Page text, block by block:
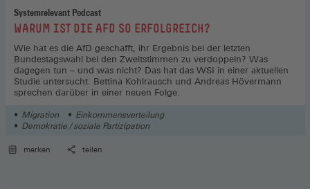
Systemrelevant Podcast
:WARUM IST DIE AFD SO ERFOLGREICH?
Wie hat es die AfD geschafft, ihr Ergebnis bei der letzten
Bundestagswahl bei den Zweitstimmen zu verdoppeln? Was
dagegen tun – und was nicht? Das hat das WSI in einer aktuellen
Studie untersucht. Bettina Kohlrausch und Andreas Hövermann
sprechen darüber in einer neuen Folge.
Migration
Einkommensverteilung
Demokratie / soziale Partizipation
merken teilen